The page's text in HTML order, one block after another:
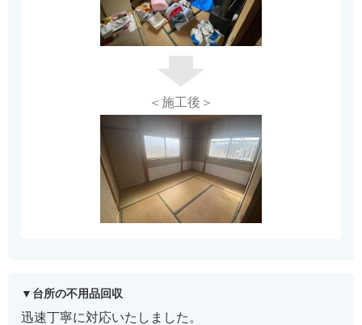
＜施工後＞
台所の不用品回収
迅速丁寧に対応いたしました。